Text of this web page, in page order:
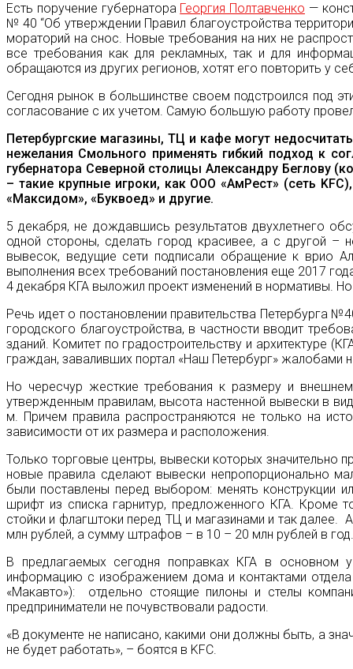
Есть поручение губернатора Георгия Полтавченко —
№ 40 “Об утверждении Правил благоустройства
мораторий на снос. Новые требования на них не
все требования как для рекламных, так и для
обращаются из других регионов, хотят его повторить у
Сегодня рынок в большинстве своем подстроился под
согласование с их учетом. Самую большую работу
Петербургские магазины, ТЦ и кафе могут
нежелания Смольного применять гибкий подход к
губернатора Северной столицы Александру Беглову
– такие крупные игроки, как ООО «АмРест» (сеть
«Максидом», «Буквоед» и другие.
5 декабря, не дождавшись результатов двухлетнего
одной стороны, сделать город красивее, а с другой –
вывесок, ведущие сети подписали обращение к врио
выполнения всех требований постановления еще 2017
4 декабря КГА выложил проект изменений в нормативы.
Речь идет о постановлении правительства Петербурга
городского благоустройства, в частности вводит
зданий. Комитет по градостроительству и архитектуре
граждан, заваливших портал «Наш Петербург» жалобами
Но чересчур жесткие требования к размеру и
утвержденным правилам, высота настенной вывески в
м. Причем правила распространяются не только на
зависимости от их размера и расположения.
Только торговые центры, вывески которых
новые правила сделают вывески непропорционально
были поставлены перед выбором: менять конструкции
шрифт из списка гарнитур, предложенного КГА. Кроме
стойки и флагштоки перед ТЦ и магазинами и так
млн рублей, а сумму штрафов – в 10 – 20 млн рублей в год.
В предлагаемых сегодня поправках КГА в основном
информацию с изображением дома и контактами
«Макавто»): отдельно стоящие пилоны и стелы
предприниматели не почувствовали радости.
«В документе не написано, какими они должны быть, а
не будет работать», – боятся в KFC.